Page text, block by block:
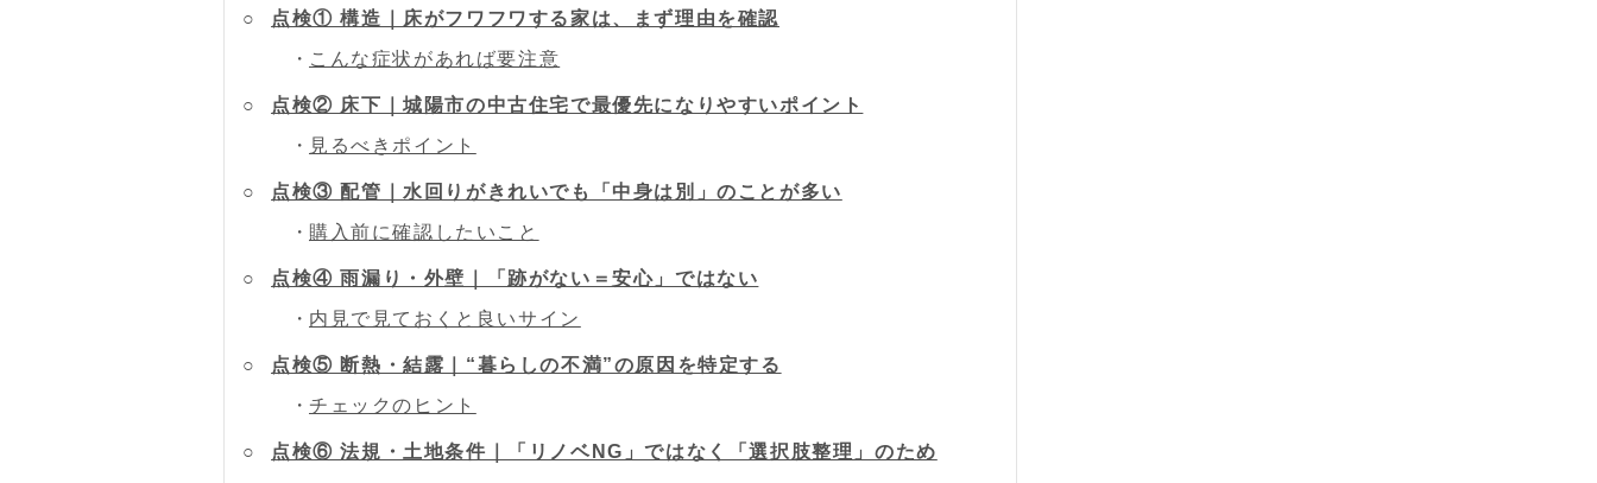
点検① 構造｜床がフワフワする家は、まず理由を確認
こんな症状があれば要注意
点検② 床下｜城陽市の中古住宅で最優先になりやすいポイント
見るべきポイント
点検③ 配管｜水回りがきれいでも「中身は別」のことが多い
購入前に確認したいこと
点検④ 雨漏り・外壁｜「跡がない＝安心」ではない
内見で見ておくと良いサイン
点検⑤ 断熱・結露｜“暮らしの不満”の原因を特定する
チェックのヒント
点検⑥ 法規・土地条件｜「リノベNG」ではなく「選択肢整理」のため